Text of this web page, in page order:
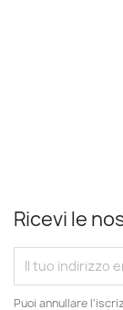
Ricevi le
Puoi annullare